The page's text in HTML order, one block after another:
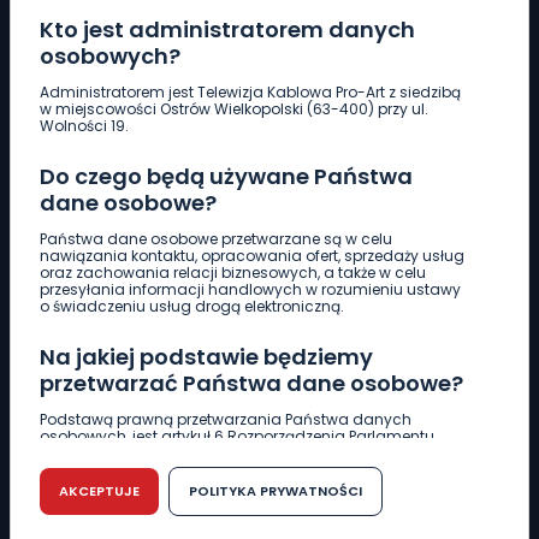
Kto jest administratorem danych
osobowych?
Administratorem jest Telewizja Kablowa Pro-Art z siedzibą
w miejscowości Ostrów Wielkopolski (63-400) przy ul.
Wolności 19.
Do czego będą używane Państwa
dane osobowe?
Państwa dane osobowe przetwarzane są w celu
nawiązania kontaktu, opracowania ofert, sprzedaży usług
oraz zachowania relacji biznesowych, a także w celu
przesyłania informacji handlowych w rozumieniu ustawy
o świadczeniu usług drogą elektroniczną.
Na jakiej podstawie będziemy
przetwarzać Państwa dane osobowe?
Podstawą prawną przetwarzania Państwa danych
osobowych, jest artykuł 6 Rozporządzenia Parlamentu
r. w sprawie ochrony osób fizycznych w związku z
przetwarzaniem danych osobowych w sprawie
swobodnego przepływu takich danych oraz uchylenia
dyrektywy 95/46/WE (RODO).
AKCEPTUJE POLITYKA PRYWATNOŚCI
Pobierz logotyp
661 997 997
REDAKCJA
62 735 22 22redakcja@wlkp24.info
DZIAŁ REKLAMY
62 735 01 85 reklama@wlkp24.info
WIADOMOŚCI
CIEKAWOSTKI